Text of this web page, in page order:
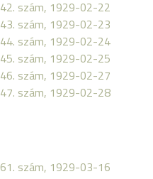
42. szám, 1929-02-22
43. szám, 1929-02-23
44. szám, 1929-02-24
45. szám, 1929-02-25
46. szám, 1929-02-27
47. szám, 1929-02-28
61. szám, 1929-03-16